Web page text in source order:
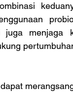
juga menjaga